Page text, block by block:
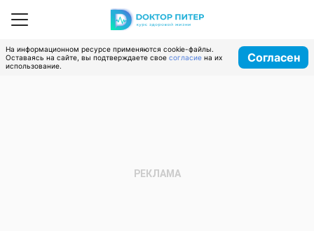
На информационном ресурсе применяются cookie-файлы.
Оставаясь на сайте, вы подтверждаете свое согласие на их
использование.
Согласен